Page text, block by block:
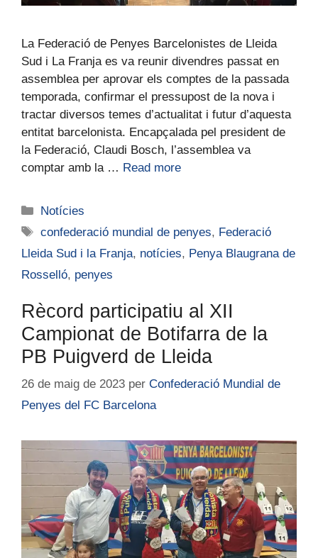
La Federació de Penyes Barcelonistes de Lleida
Sud i La Franja es va reunir divendres passat en
assemblea per aprovar els comptes de la passada
temporada, confirmar el pressupost de la nova i
tractar diversos temes d’actualitat i futur d’aquesta
entitat barcelonista. Encapçalada pel president de
la Federació, Claudi Bosch, l’assemblea va
comptar amb la … Read more
Notícies
confederació mundial de penyes, Federació
Lleida Sud i la Franja, notícies, Penya Blaugrana de
Rosselló, penyes
Rècord participatiu al XII
Campionat de Botifarra de la
PB Puigverd de Lleida
26 de maig de 2023 per Confederació Mundial de
Penyes del FC Barcelona